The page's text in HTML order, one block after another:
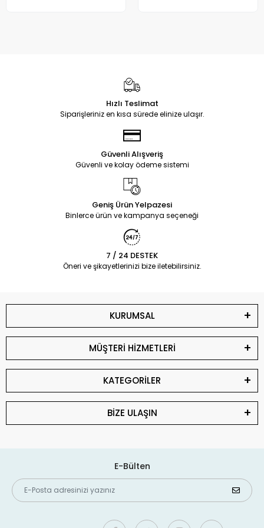
Hızlı Teslimat
Siparişleriniz en kısa sürede elinize ulaşır.
Güvenli Alışveriş
Güvenli ve kolay ödeme sistemi
Geniş Ürün Yelpazesi
Binlerce ürün ve kampanya seçeneği
7 / 24 DESTEK
Öneri ve şikayetlerinizi bize iletebilirsiniz.
KURUMSAL
MÜŞTERİ HİZMETLERİ
KATEGORİLER
BİZE ULAŞIN
E-Bülten